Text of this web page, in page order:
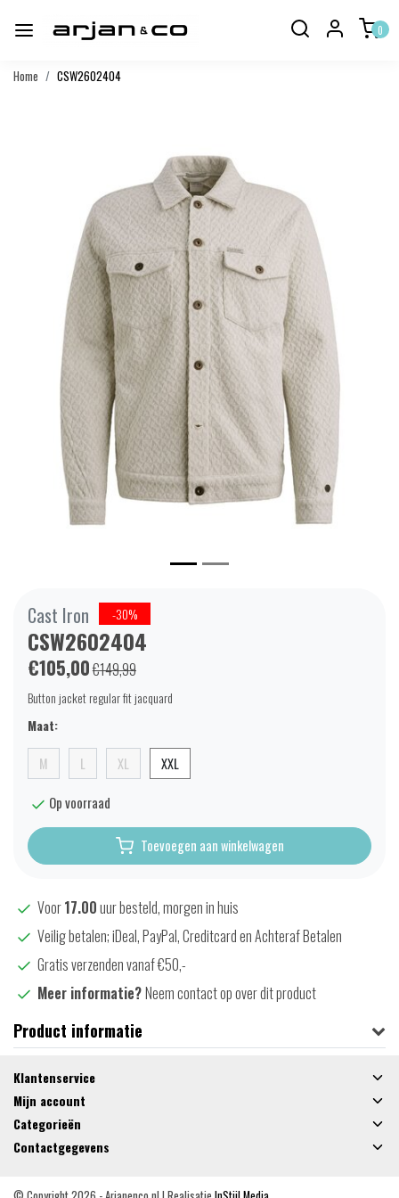
0
Home CSW2602404
Vorige
Cast Iron -30%
CSW2602404
€105,00€149,99
Button jacket regular fit jacquard
Maat:
M L XL XXL
Op voorraad
Toevoegen aan winkelwagen
Voor17.00uur besteld, morgen in huis
Veilig betalen; iDeal, PayPal, Creditcard en Achteraf Betalen
Gratis verzenden vanaf €50,-
Meer informatie?Neem contact op over dit product
Product informatie
Klantenservice
Mijn account
Categorieën
Contactgegevens